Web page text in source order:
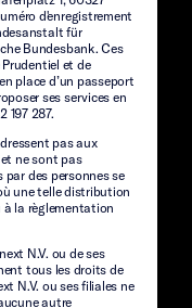
d'enregistrement
für
Bundesbank. Ces
et de
place d’un passeport
ses services en
197 287.
pas aux
ne sont pas
des personnes se
une telle distribution
la règlementation
N.V. ou de ses
tous les droits de
N.V. ou ses filiales ne
autre